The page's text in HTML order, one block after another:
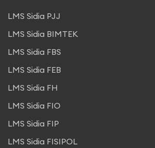
LMS Sidia PJJ
LMS Sidia BIMTEK
LMS Sidia FBS
LMS Sidia FEB
LMS Sidia FH
LMS Sidia FIO
LMS Sidia FIP
LMS Sidia FISIPOL